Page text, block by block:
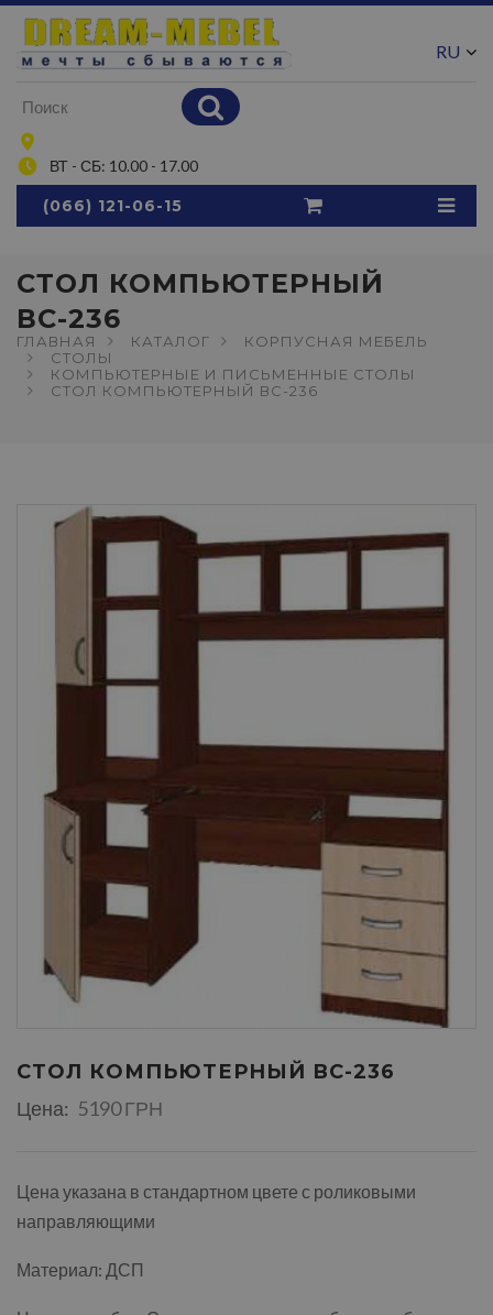
ВТ - СБ: 10.00 - 17.00
RU
(066) 121-06-15
СТОЛ КОМПЬЮТЕРНЫЙ
ВС-236
ГЛАВНАЯ КАТАЛОГ
КОРПУСНАЯ МЕБЕЛЬ
СТОЛЫ
КОМПЬЮТЕРНЫЕ И ПИСЬМЕННЫЕ СТОЛЫ
СТОЛ КОМПЬЮТЕРНЫЙ ВС-236
СТОЛ КОМПЬЮТЕРНЫЙ ВС-236
Цена: 5190 ГРН
Цена указана в стандартном цвете с роликовыми
направляющими
Материал: ДСП